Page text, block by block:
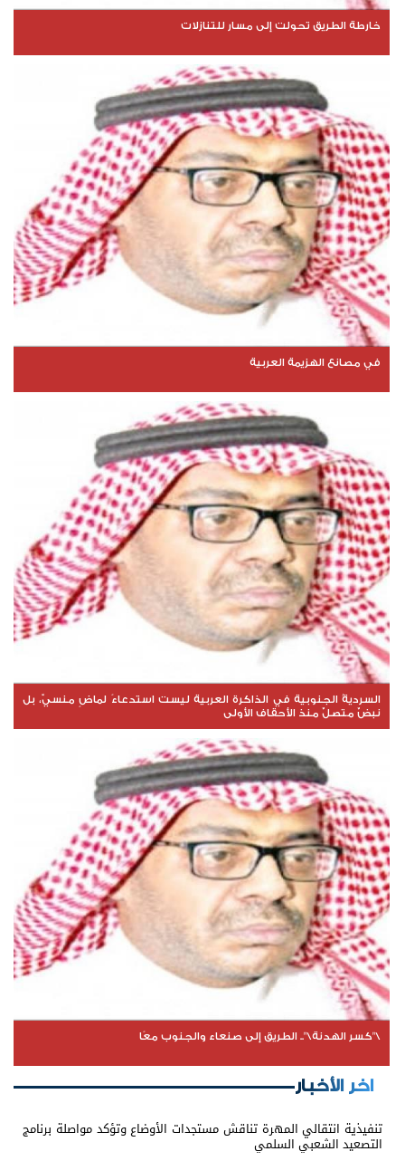
خارطة الطريق تحولت إلى مسار للتنازلات
في مصانع الهزيمة العربية
السرديةُ الجنوبية في الذاكرة العربية ليست استدعاءً لماضٍ منسيّ، بل
نبضٌ متصلٌ منذ الأحقاف الأولى
\"كسر الهدنة\".. الطريق إلى صنعاء والجنوب معًا
اخر الأخبار
تنفيذية انتقالي المهرة تناقش مستجدات الأوضاع وتؤكد مواصلة برنامج
التصعيد الشعبي السلمي